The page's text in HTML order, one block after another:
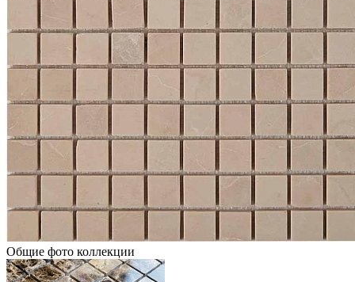
Общие фото коллекции